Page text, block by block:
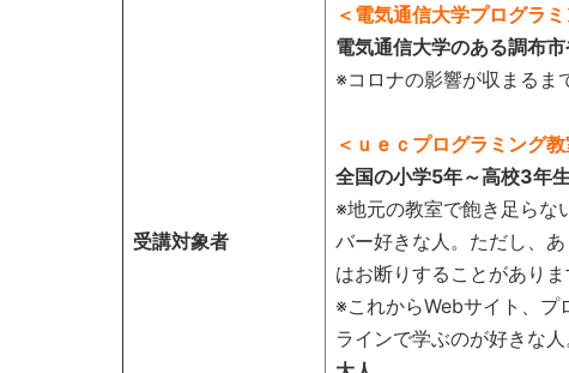
受講対象者
＜電気通信大学プログラ
電気通信大学のある調布
※コロナの影響が収まるま
＜ｕｅｃプログラミング
全国の小学5年～高校3年
※地元の教室で飽き足らな
バー好きな人。ただし、
はお断りすることがありま
※これからWebサイト、プ
ラインで学ぶのが好きな人